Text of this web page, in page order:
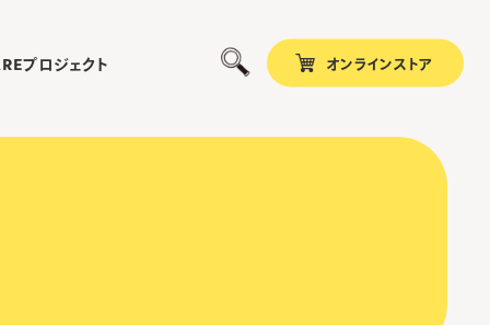
オンラインストア
プロジェクト